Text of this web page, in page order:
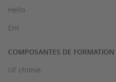
Hello
Ent
COMPOSANTES DE FORMATION
UF chimie